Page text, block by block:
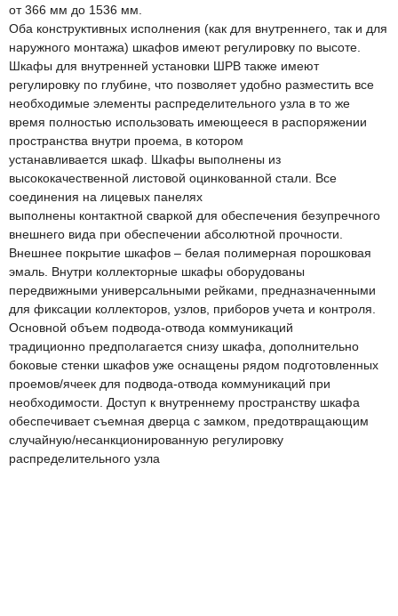
от 366 мм до 1536 мм.
Оба конструктивных исполнения (как для внутреннего, так и для
наружного монтажа) шкафов имеют регулировку по высоте.
Шкафы для внутренней установки ШРВ также имеют
регулировку по глубине, что позволяет удобно разместить все
необходимые элементы распределительного узла в то же
время полностью использовать имеющееся в распоряжении
пространства внутри проема, в котором
устанавливается шкаф. Шкафы выполнены из
высококачественной листовой оцинкованной стали. Все
соединения на лицевых панелях
выполнены контактной сваркой для обеспечения безупречного
внешнего вида при обеспечении абсолютной прочности.
Внешнее покрытие шкафов – белая полимерная порошковая
эмаль. Внутри коллекторные шкафы оборудованы
передвижными универсальными рейками, предназначенными
для фиксации коллекторов, узлов, приборов учета и контроля.
Основной объем подвода-отвода коммуникаций
традиционно предполагается снизу шкафа, дополнительно
боковые стенки шкафов уже оснащены рядом подготовленных
проемов/ячеек для подвода-отвода коммуникаций при
необходимости. Доступ к внутреннему пространству шкафа
обеспечивает съемная дверца с замком, предотвращающим
случайную/несанкционированную регулировку
распределительного узла